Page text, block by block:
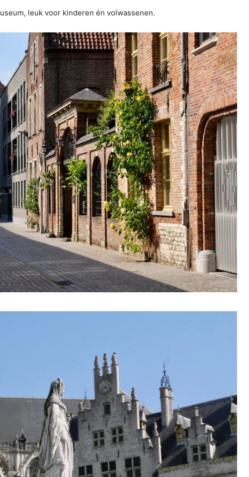
leuk voor kinderen én volwassenen.